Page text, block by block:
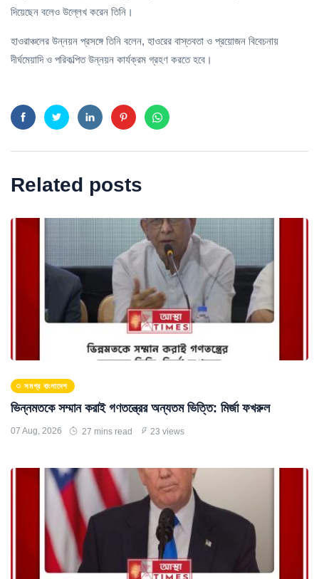
দিয়েছেন বলেও উল্লেখ করেন তিনি।
হাওরাঞ্চলের উন্নয়ন প্রসঙ্গে তিনি বলেন, হাওরের বাস্তবতা ও প্রয়োজন বিবেচনায়
দীর্ঘমেয়াদি ও পরিকল্পিত উন্নয়ন কার্যক্রম গ্রহণ করতে হবে।
Related posts
সমগ্র বাংলাদেশ
ভিন্নমতকে সম্মান করাই গণতন্ত্রের অন্যতম ভিত্তি: মির্জা ফখরুল
07 Aug, 2026 27 mins read 23 views